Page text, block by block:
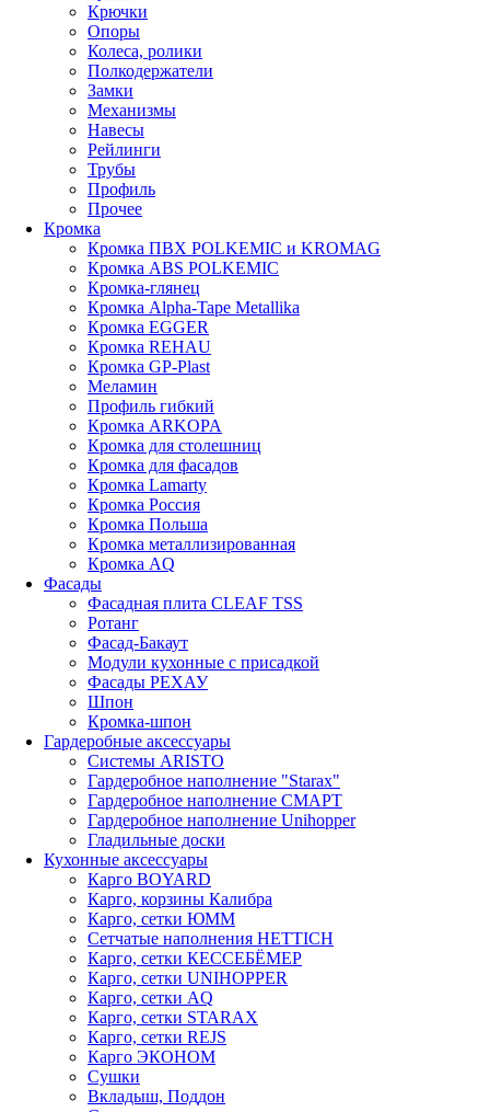
Крючки
Опоры
Колеса, ролики
Полкодержатели
Замки
Механизмы
Навесы
Рейлинги
Трубы
Профиль
Прочее
Кромка
Кромка ПВХ POLKEMIC и KROMAG
Кромка ABS POLKEMIС
Кромка-глянец
Кромка Alpha-Tape Metallika
Кромка EGGER
Кромка REHAU
Кромка GP-Plast
Меламин
Профиль гибкий
Кромка ARKOPA
Кромка для столешниц
Кромка для фасадов
Кромка Lamarty
Кромка Россия
Кромка Польша
Кромка металлизированная
Кромка AQ
Фасады
Фасадная плита CLEAF TSS
Ротанг
Фасад-Бакаут
Модули кухонные с присадкой
Фасады РЕХАУ
Шпон
Кромка-шпон
Гардеробные аксессуары
Системы ARISTO
Гардеробное наполнение "Starax"
Гардеробное наполнение СМАРТ
Гардеробное наполнение Unihopper
Гладильные доски
Кухонные аксессуары
Карго BOYARD
Карго, корзины Калибра
Карго, сетки ЮММ
Сетчатые наполнения HETTICH
Карго, сетки КЕССЕБЁМЕР
Карго, сетки UNIHOPPER
Карго, сетки AQ
Карго, сетки STARAX
Карго, сетки REJS
Карго ЭКОНОМ
Сушки
Вкладыш, Поддон